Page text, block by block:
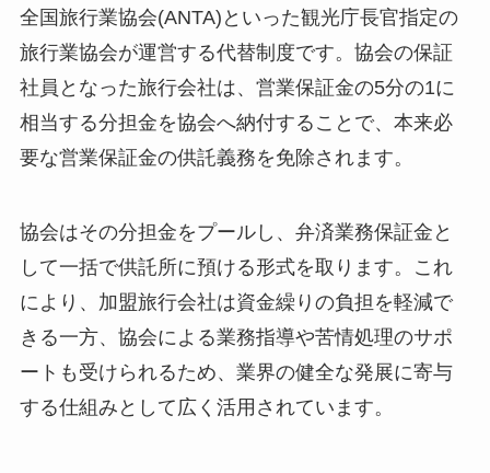
全国旅行業協会(ANTA)といった観光庁長官指定の
旅行業協会が運営する代替制度です。協会の保証
社員となった旅行会社は、営業保証金の5分の1に
相当する分担金を協会へ納付することで、本来必
要な営業保証金の供託義務を免除されます。
協会はその分担金をプールし、弁済業務保証金と
して一括で供託所に預ける形式を取ります。これ
により、加盟旅行会社は資金繰りの負担を軽減で
きる一方、協会による業務指導や苦情処理のサポ
ートも受けられるため、業界の健全な発展に寄与
する仕組みとして広く活用されています。